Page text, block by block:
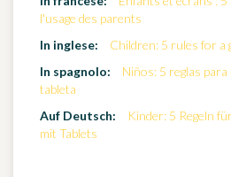
l'usage des parents
In inglese:
Children: 5 rules for a
In spagnolo:
Niños: 5 reglas
tableta
Auf Deutsch:
Kinder: 5 Regeln
mit Tablets